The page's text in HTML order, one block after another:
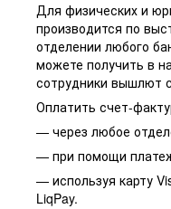
Для физических и
производится по
отделении любого
можете получить в
сотрудники вышлют
Оплатить счет-
— через любое
— при помощи
— используя карту
LiqPay.